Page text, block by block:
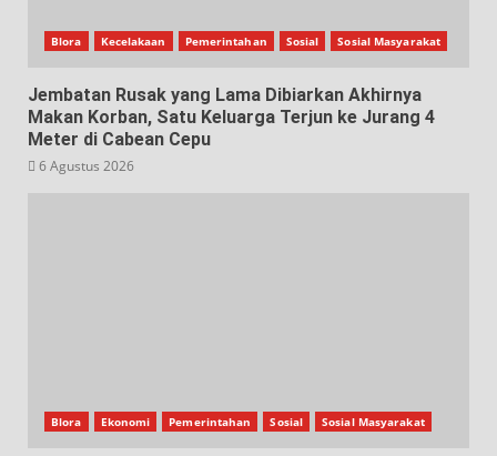
Blora Kecelakaan Pemerintahan Sosial Sosial Masyarakat
Jembatan Rusak yang Lama Dibiarkan Akhirnya
Makan Korban, Satu Keluarga Terjun ke Jurang 4
Meter di Cabean Cepu
6 Agustus 2026
Blora Ekonomi Pemerintahan Sosial Sosial Masyarakat